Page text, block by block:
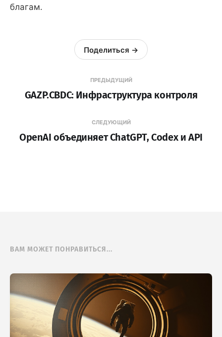
благам.
ПРЕДЫДУЩИЙ
GAZP.CBDC: Инфраструктура контроля
Поделиться →
СЛЕДУЮЩИЙ
OpenAI объединяет ChatGPT, Codex и API
ВАМ МОЖЕТ ПОНРАВИТЬСЯ...